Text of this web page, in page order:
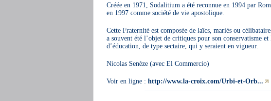
Créée en 1971, Sodalitium a été reconnue en 1994 par
en 1997 comme société de vie apostolique.
Cette Fraternité est composée de laïcs, mariés ou
a souvent été l’objet de critiques pour son conservatisme
d’éducation, de type sectaire, qui y seraient en vigueur.
Nicolas Senèze (avec El Commercio)
Voir en ligne : http://www.la-croix.com/Urbi-et-Orb...